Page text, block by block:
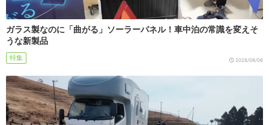
ガラス製なのに「曲がる」ソーラーパネル！車中泊の常識を変えそ
うな新製品
特集 2026/08/06